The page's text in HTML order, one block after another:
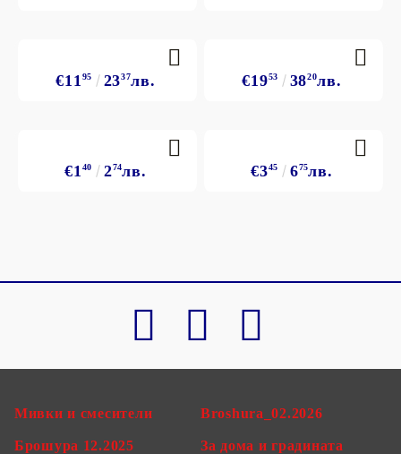
€11 95 2337лв. €1953 3820лв.
€1 40 274лв. €345 675лв.
Мивки и смесители
Брошура 12.2025
Broshura_02.2026
За дома и градината